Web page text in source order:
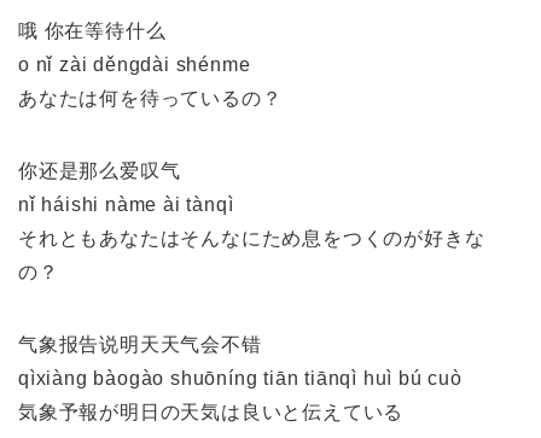
哦 你在等待什么
o nǐ zài děngdài shénme
あなたは何を待っているの？
你还是那么爱叹气
nǐ háishi nàme ài tànqì
それともあなたはそんなにため息をつくのが好きな
の？
气象报告说明天天气会不错
qìxiàng bàogào shuōníng tiān tiānqì huì bú cuò
気象予報が明日の天気は良いと伝えている